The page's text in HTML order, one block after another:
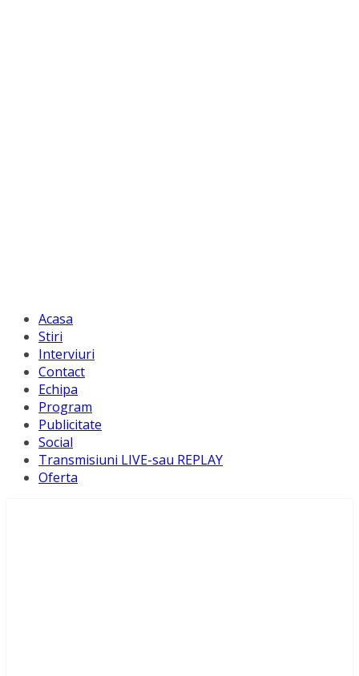
Acasa
Stiri
Interviuri
Contact
Echipa
Program
Publicitate
Social
Transmisiuni LIVE-sau REPLAY
Oferta